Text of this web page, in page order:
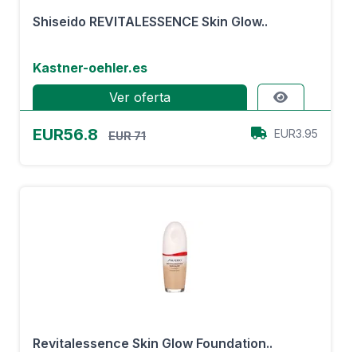
Shiseido REVITALESSENCE Skin Glow..
Kastner-oehler.es
Ver oferta
EUR56.8 EUR 71 EUR3.95
Revitalessence Skin Glow Foundation..